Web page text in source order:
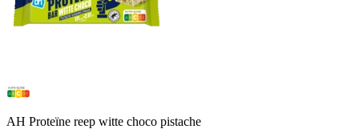
AH Proteïne reep witte choco pistache